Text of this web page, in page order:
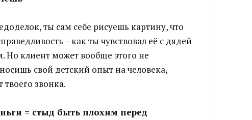
ты сам себе рисуешь картину, что
– как ты чувствовал её с дядей
Но клиент может вообще этого не
свой детский опыт на человека,
звонка.
= стыд быть плохим перед